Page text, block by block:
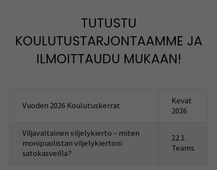
TUTUSTU
KOULUTUSTARJONTAAMME JA
ILMOITTAUDU MUKAAN!
Vuoden 2026 Koulutuskerrat
Kevät
2026
Viljavaltainen viljelykierto – miten
monipuolistan viljelykiertoni
satokasveilla?
22.1.
Teams